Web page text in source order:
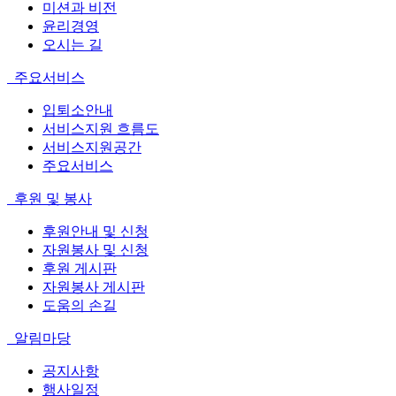
미션과 비전
윤리경영
오시는 길
주요서비스
입퇴소안내
서비스지원 흐름도
서비스지원공간
주요서비스
후원 및 봉사
후원안내 및 신청
자원봉사 및 신청
후원 게시판
자원봉사 게시판
도움의 손길
알림마당
공지사항
행사일정